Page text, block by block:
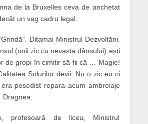
de la Bruxelles ceva de anchetat
un vag cadru legal.
Ditamai Ministrul Dezvoltării.
(unii zic cu nevasta dânsului) ești
de gropi în cimitir să fii că … Magie!
Solurilor devii. Nu o zic eu ci
pesedist repara acum ambreiaje
profesoară de liceu, Ministrul